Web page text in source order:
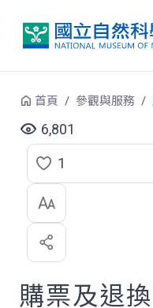
首頁 參觀與服務
6,801
點
選
喜
歡
1
購票及退